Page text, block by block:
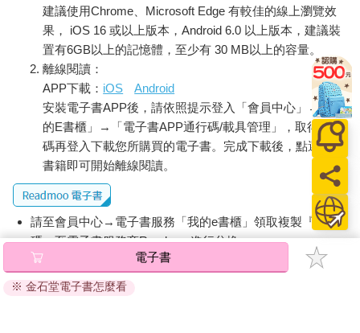
建議使用Chrome、Microsoft Edge 有較佳的線上瀏覽效
果， iOS 16 或以上版本，Android 6.0 以上版本，建議裝
置有6GB以上的記憶體，至少有 30 MB以上的容量。
離線閱讀：
APP下載： iOS
Android
安裝電子書APP後，請依照提示登入「會員中心」→「我
的E書櫃」→「電子書APP通行碼/載具管理」，取得通行
碼再登入下載您所購買的電子書。完成下載後，點選任一
書籍即可開始離線閱讀。
請至會員中心→電子書服務「我的e書櫃」領取複製『兌換
碼』至電子書服務商Readmoo進行兌換。
退換貨須知：
因版權保護，您在金石堂所購買的電子書僅能以金石堂專屬
電子書
※ 金石堂電子書怎麼看